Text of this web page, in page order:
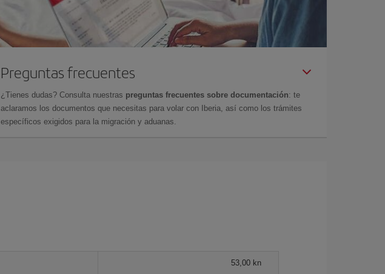
Preguntas frecuentes
¿Tienes dudas? Consulta nuestras preguntas frecuentes sobre documentación: te
aclaramos los documentos que necesitas para volar con Iberia, así como los trámites
específicos exigidos para la migración y aduanas.
53,00 kn